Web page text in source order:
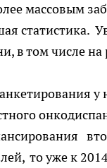
массовым
статистика.
в том числе на
то уже к